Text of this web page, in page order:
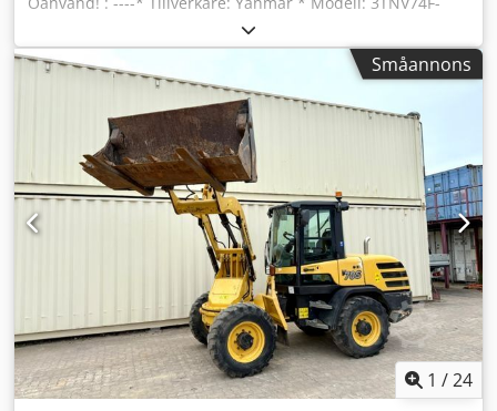
SNNS * 3-cylindrig dieselmotor * Nästan ny / Oanvänd *
Flera exemplar tillgängliga * Pris: 2.490 euro, exkl. moms +
19% moms ----Vid frågor vänligen ring: Erik Kortum:
WhatsApp Dedeyvdluspfx Al Nekr Alla uppgifter ges utan
garanti. Med reservation för fel och mellanförsäljning.
Småannons
1 /24